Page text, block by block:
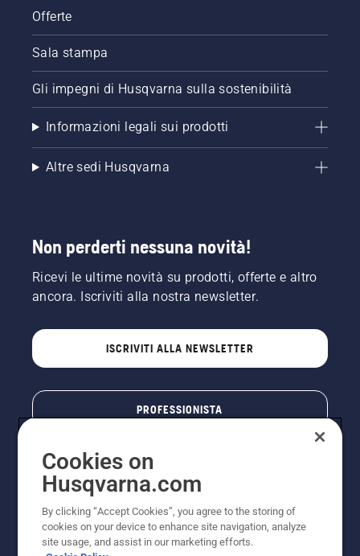
Offerte
Sala stampa
Gli impegni di Husqvarna sulla sostenibilità
Informazioni legali sui prodotti
Altre sedi Husqvarna
Non perderti nessuna novità!
Ricevi le ultime novità su prodotti, offerte e altro
ancora. Iscriviti alla nostra newsletter.
ISCRIVITI ALLA NEWSLETTER
PROFESSIONISTA
Cookies on
Husqvarna.com
By clicking “Accept Cookies”, you agree to the storing of
cookies on your device to enhance site navigation, analyze
site usage, and assist in our marketing efforts.